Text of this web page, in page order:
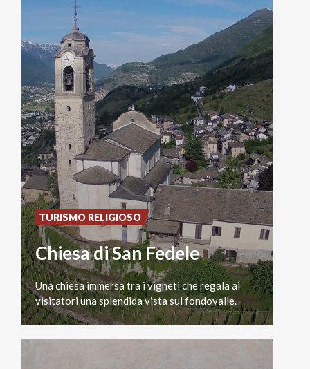
Chiesa di San Fedele
Unachiesaimmersatra ivigneticheregalaai
visitatoriuna splendidavistasulfondovalle.
TURISMO RELIGIOSO